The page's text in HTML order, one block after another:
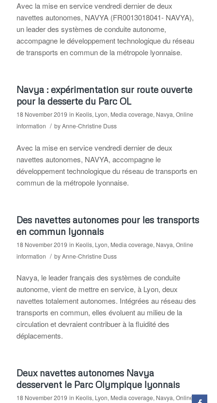
Avec la mise en service vendredi dernier de deux
navettes autonomes, NAVYA (FR0013018041- NAVYA),
un leader des systèmes de conduite autonome,
accompagne le développement technologique du réseau
de transports en commun de la métropole lyonnaise.
Navya : expérimentation sur route ouverte
pour la desserte du Parc OL
18 November 2019 in Keolis, Lyon, Media coverage, Navya, Online
information / byAnne-Christine Duss
Avec la mise en service vendredi dernier de deux
navettes autonomes, NAVYA, accompagne le
développement technologique du réseau de transports en
commun de la métropole lyonnaise.
Des navettes autonomes pour les transports
en commun lyonnais
18 November 2019 in Keolis, Lyon, Media coverage, Navya, Online
information / byAnne-Christine Duss
Navya, le leader français des systèmes de conduite
autonome, vient de mettre en service, à Lyon, deux
navettes totalement autonomes. Intégrées au réseau des
transports en commun, elles évoluent au milieu de la
circulation et devraient contribuer à la fluidité des
déplacements.
Deux navettes autonomes Navya
desservent le Parc Olympique lyonnais
18 November 2019 in Keolis, Lyon, Media coverage, Navya, Online